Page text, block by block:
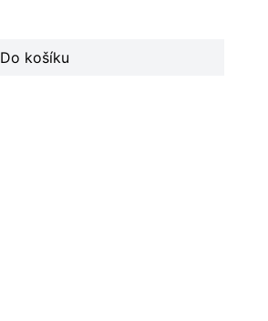
Do košíku